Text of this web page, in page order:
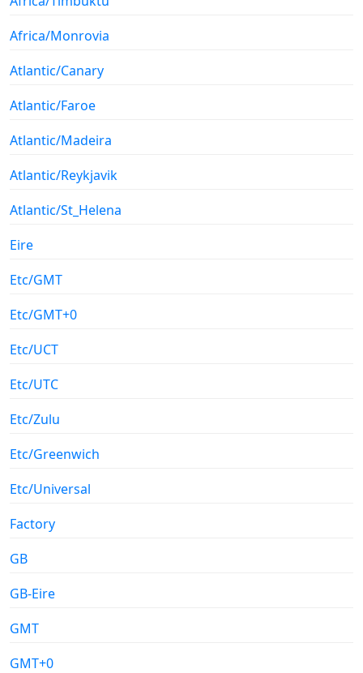
Africa/Monrovia
Atlantic/Canary
Atlantic/Faroe
Atlantic/Madeira
Atlantic/Reykjavik
Atlantic/St_Helena
Eire
Etc/GMT
Etc/GMT+0
Etc/UCT
Etc/UTC
Etc/Zulu
Etc/Greenwich
Etc/Universal
Factory
GB
GB-Eire
GMT
GMT+0